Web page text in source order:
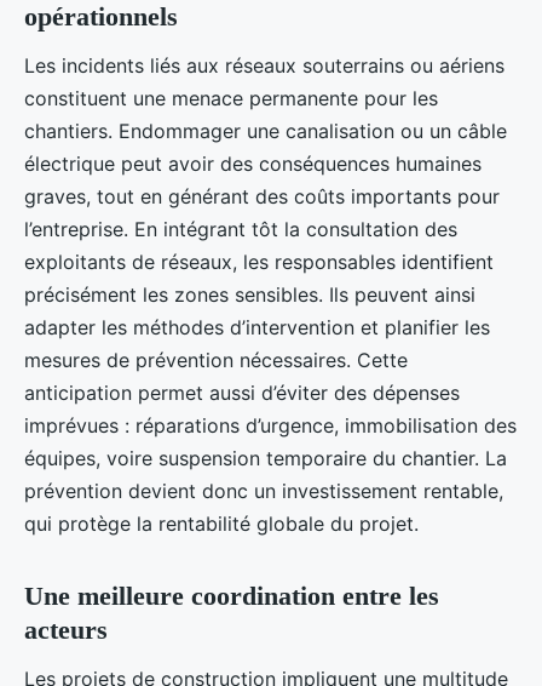
opérationnels
Les incidents liés aux réseaux souterrains ou aériens
constituent une menace permanente pour les
chantiers. Endommager une canalisation ou un câble
électrique peut avoir des conséquences humaines
graves, tout en générant des coûts importants pour
l’entreprise. En intégrant tôt la consultation des
exploitants de réseaux, les responsables identifient
précisément les zones sensibles. Ils peuvent ainsi
adapter les méthodes d’intervention et planifier les
mesures de prévention nécessaires. Cette
anticipation permet aussi d’éviter des dépenses
imprévues : réparations d’urgence, immobilisation des
équipes, voire suspension temporaire du chantier. La
prévention devient donc un investissement rentable,
qui protège la rentabilité globale du projet.
Une meilleure coordination entre les
acteurs
Les projets de construction impliquent une multitude